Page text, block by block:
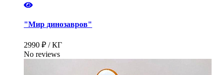
"Мир динозавров"
2990 ₽ / КГ
No reviews